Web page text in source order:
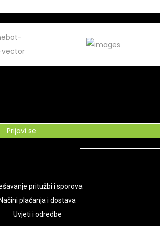
Prijavi se
pritužbi i sporova
plaćanja i dostava
Uvjeti i odredbe